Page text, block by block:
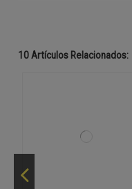
10 Artículos Relacionados: